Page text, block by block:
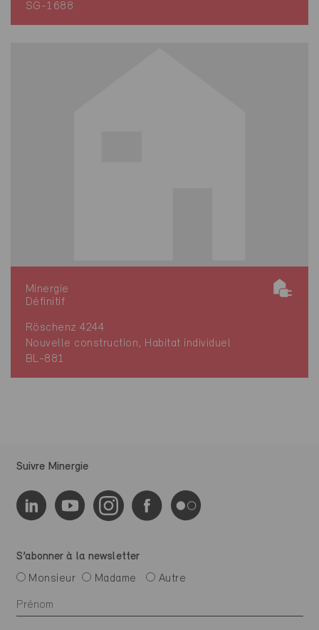
SG-1688
Minergie
Définitif
Röschenz 4244
Nouvelle construction, Habitat individuel
BL-881
Suivre Minergie
S’abonner à la newsletter
Monsieur
Madame Autre